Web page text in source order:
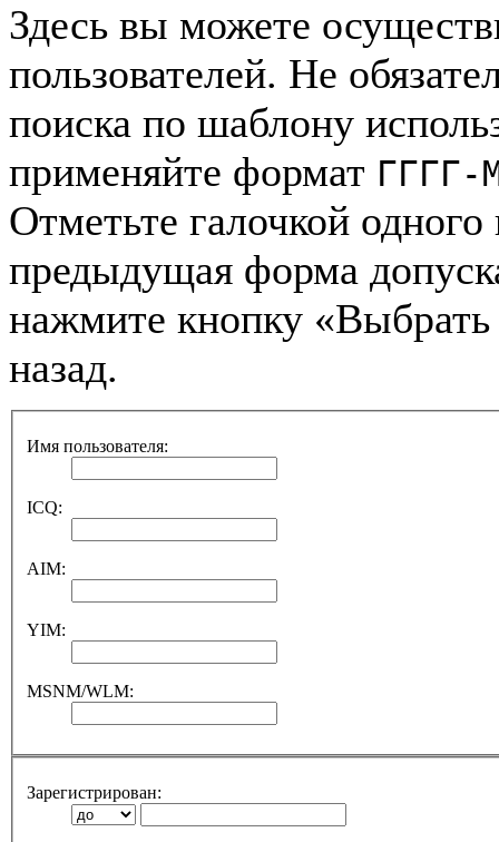
Здесь вы можете
пользователей. Не
поиска по шаблону
применяйте формат ГГГГ-
Отметьте галочкой
предыдущая форма
нажмите кнопку
назад.
Имя пользователя:
ICQ:
AIM:
YIM:
MSNM/WLM:
Зарегистрирован: